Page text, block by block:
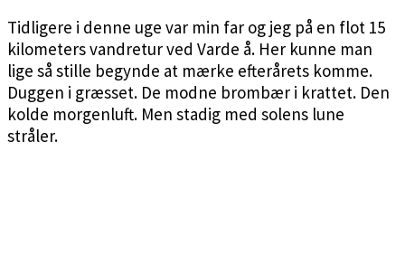
Tidligere i denne uge var min far og jeg på en flot 15
kilometers vandretur ved Varde å. Her kunne man
lige så stille begynde at mærke efterårets komme.
Duggen i græsset. De modne brombær i krattet. Den
kolde morgenluft. Men stadig med solens lune
stråler.